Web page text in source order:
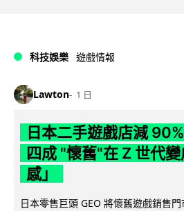
科技娛樂 遊戲情報
Lawton 1 日
日本二手遊戲店減
四成 "懷舊"在 Z 世代
感」
日本零售巨頭 GEO 將懷舊遊戲銷售